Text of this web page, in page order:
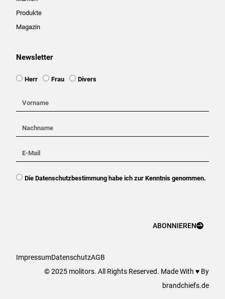
Produkte
Magazin
Newsletter
Ansprache
Herr Frau Divers
Vorname
Nachname
DSGVO
Die Datenschutzbestimmung habe ich zur Kenntnis genommen.
ABONNIEREN
ImpressumDatenschutzAGB
© 2025 molitors. All Rights Reserved. Made With ♥ By
brandchiefs.de